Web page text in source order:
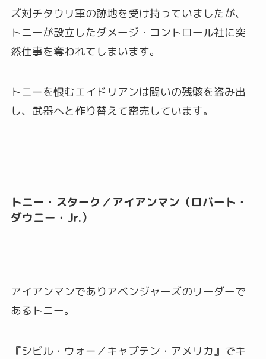
ズ対チタウリ軍の跡地を受け持っていましたが、
トニーが設立したダメージ・コントロール社に突
然仕事を奪われてしまいます。
トニーを恨むエイドリアンは闘いの残骸を盗み出
し、武器へと作り替えて密売しています。
トニー・スターク／アイアンマン（ロバート・
ダウニー・Jr.）
アイアンマンでありアベンジャーズのリーダーで
あるトニー。
『シビル・ウォー／キャプテン・アメリカ』でキ